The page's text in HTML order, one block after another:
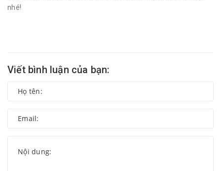
nhé!
Viết bình luận của bạn: